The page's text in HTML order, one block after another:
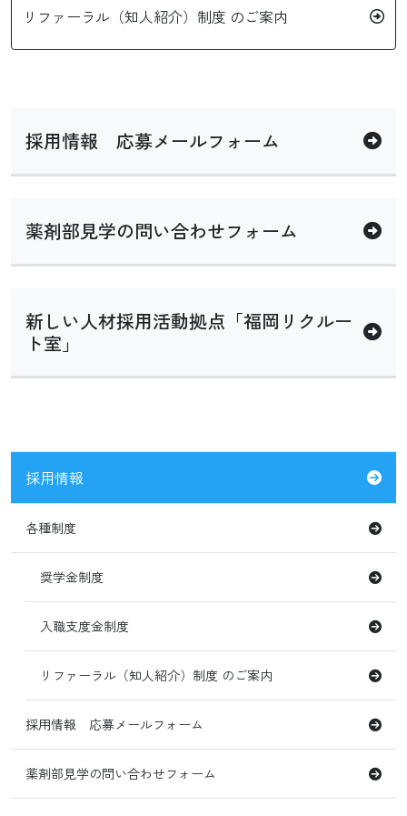
リファーラル（知人紹介）制度 のご案内
採用情報 応募メールフォーム
薬剤部見学の問い合わせフォーム
新しい人材採用活動拠点「福岡リクルー
ト室」
採用情報
各種制度
奨学金制度
入職支度金制度
リファーラル（知人紹介）制度 のご案内
採用情報 応募メールフォーム
薬剤部見学の問い合わせフォーム